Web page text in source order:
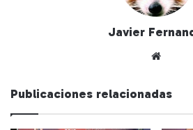
Javier
we
Publicaciones relacionadas